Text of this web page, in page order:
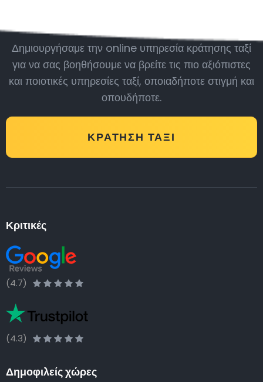
Δημιουργήσαμε την online υπηρεσία κράτησης ταξί
για να σας βοηθήσουμε να βρείτε τις πιο αξιόπιστες
και ποιοτικές υπηρεσίες ταξί, οποιαδήποτε στιγμή και
οπουδήποτε.
ΚΡΆΤΗΣΗ ΤΑΞΊ
Κριτικές
(4.7)
(4.3)
Δημοφιλείς χώρες